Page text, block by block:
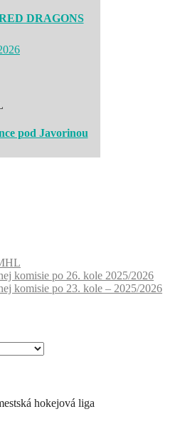
DRAGONS
pod Javorinou
komisie po 26. kole 2025/2026
komisie po 23. kole – 2025/2026
hokejová liga